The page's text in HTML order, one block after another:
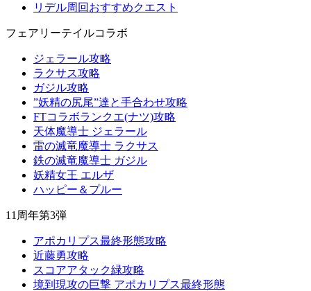
リデル周回おすすめクエスト
フェアリーテイルコラボ
ジェラール攻略
ラクサス攻略
ガジル攻略
”妖精の尻尾”達と手合わせ攻略
FTコラボランクエ(ナツ)攻略
天体魔導士 ジェラール
雷の滅竜魔導士 ラクサス
鉄の滅竜魔導士 ガジル
妖精女王 エルザ
ハッピー＆プルー
11周年第3弾
アポカリプス最終形態攻略
近藤勇攻略
スコアアタック緑攻略
境到現攻の巨撃 アポカリプス最終形態